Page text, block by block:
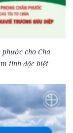
phước cho Cha
tình đặc biệt